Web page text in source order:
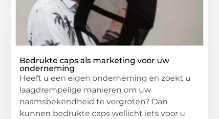
Bedrukte caps als marketing voor uw
onderneming
Heeft u een eigen onderneming en zoekt u
laagdrempelige manieren om uw
naamsbekendheid te vergroten? Dan
kunnen bedrukte caps wellicht iets voor u